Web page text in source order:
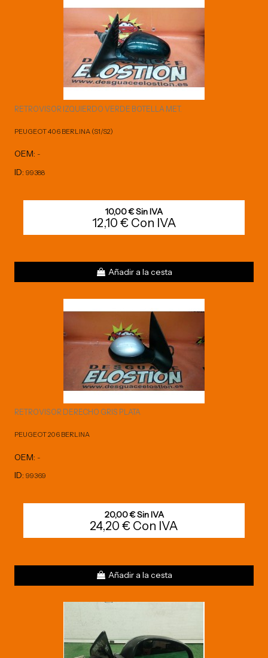
RETROVISOR IZQUIERDO VERDE BOTELLA MET.
PEUGEOT 406 BERLINA (S1/S2)
OEM: -
ID: 99388
10,00 € Sin IVA
12,10 € Con IVA
Añadir a la cesta
RETROVISOR DERECHO GRIS PLATA
PEUGEOT 206 BERLINA
OEM: -
ID: 99369
20,00 € Sin IVA
24,20 € Con IVA
Añadir a la cesta